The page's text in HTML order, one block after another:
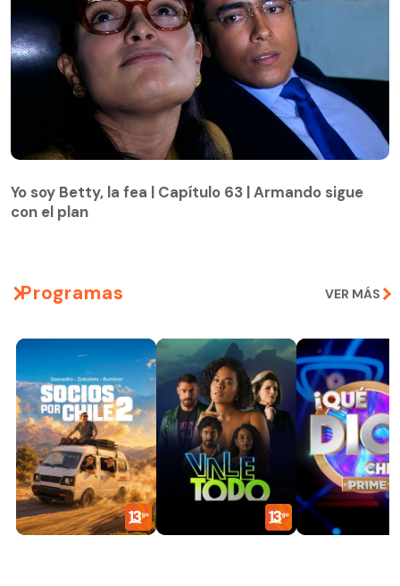
con el plan
Yo soy Betty, la fea | Capítulo 63 | Armando sigue
con el plan
Programas VER MÁS